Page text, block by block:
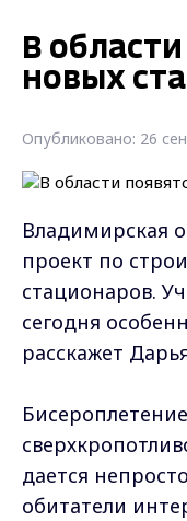
В
новых
Опубликовано: 26
Владимирская
проект по
стационаров.
сегодня
расскажет
дается
обитатели